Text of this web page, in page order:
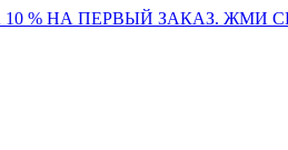
% НА ПЕРВЫЙ ЗАКАЗ. ЖМИ